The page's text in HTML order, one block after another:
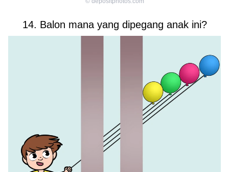
14. Balon mana yang dipegang anak ini?